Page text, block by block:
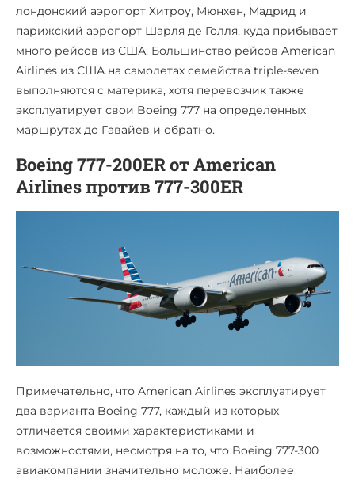
лондонский аэропорт Хитроу, Мюнхен, Мадрид и
парижский аэропорт Шарля де Голля, куда прибывает
много рейсов из США. Большинство рейсов American
Airlines из США на самолетах семейства triple-seven
выполняются с материка, хотя перевозчик также
эксплуатирует свои Boeing 777 на определенных
маршрутах до Гавайев и обратно.
Boeing 777-200ER от American
Airlines против 777-300ER
Примечательно, что American Airlines эксплуатирует
два варианта Boeing 777, каждый из которых
отличается своими характеристиками и
возможностями, несмотря на то, что Boeing 777-300
авиакомпании значительно моложе. Наиболее